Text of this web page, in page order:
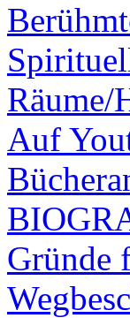
Räume/
Auf
Gründe